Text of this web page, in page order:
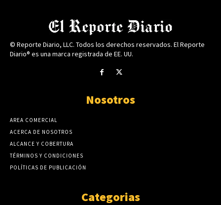
© Reporte Diario, LLC. Todos los derechos reservados. El Reporte
Diario® es una marca registrada de EE. UU.
Nosotros
AREA COMERCIAL
ACERCA DE NOSOTROS
ALCANCE Y COBERTURA
TÉRMINOS Y CONDICIONES
POLÍTICAS DE PUBLICACIÓN
Categorias